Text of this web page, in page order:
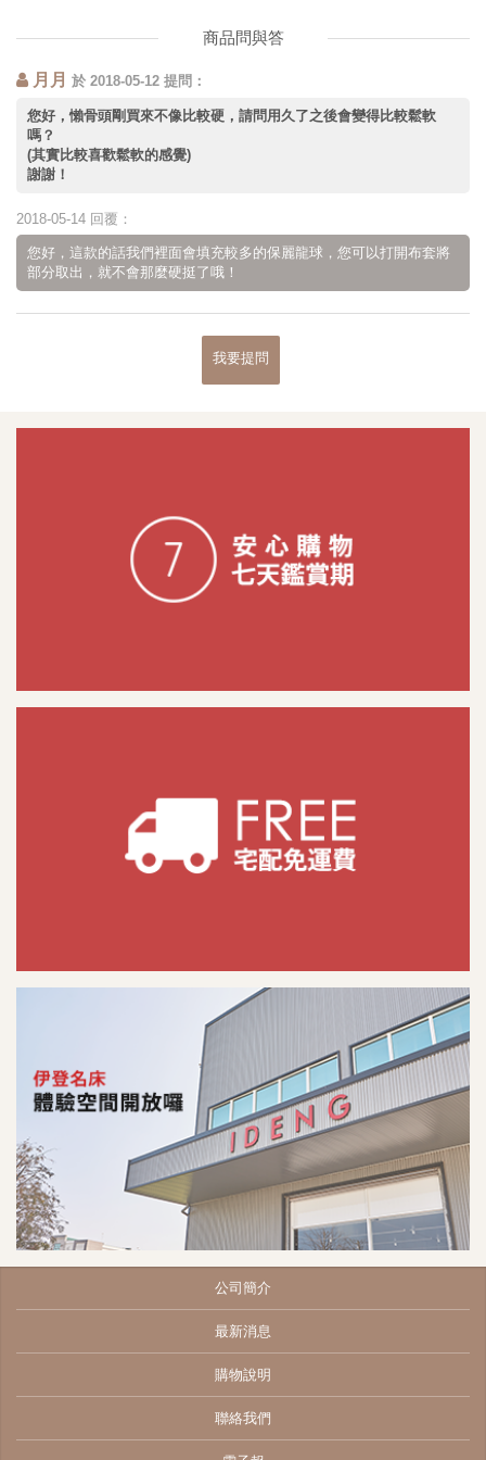
商品問與答
月月 於 2018-05-12 提問：
您好，懶骨頭剛買來不像比較硬，請問用久了之後會變得比較鬆軟
嗎？
(其實比較喜歡鬆軟的感覺)
謝謝！
2018-05-14 回覆：
您好，這款的話我們裡面會填充較多的保麗龍球，您可以打開布套將
部分取出，就不會那麼硬挺了哦！
我要提問
公司簡介
最新消息
購物說明
聯絡我們